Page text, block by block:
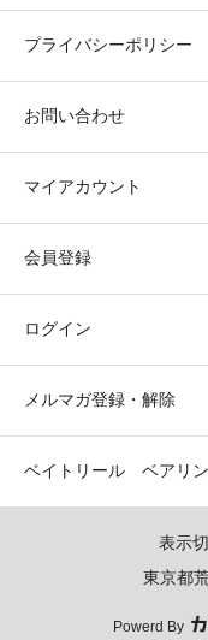
プライバシーポリシー
お問い合わせ
マイアカウント
会員登録
ログイン
メルマガ登録・解除
ベイトリール ベアリ
表示
東京都
Powerd By